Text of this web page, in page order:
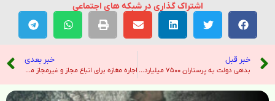
اشتراک گذاری در شبکه های اجتماعی
خبر قبل
بدهی دولت به پرستاران ۷۵۰۰ میلیارد تومان اعلام شد – رادیو فردا
خبر بعدی
اجاره مغازه برای اتباع مجاز و غیرمجاز ممنوع است – خبرگزاری تسنیم